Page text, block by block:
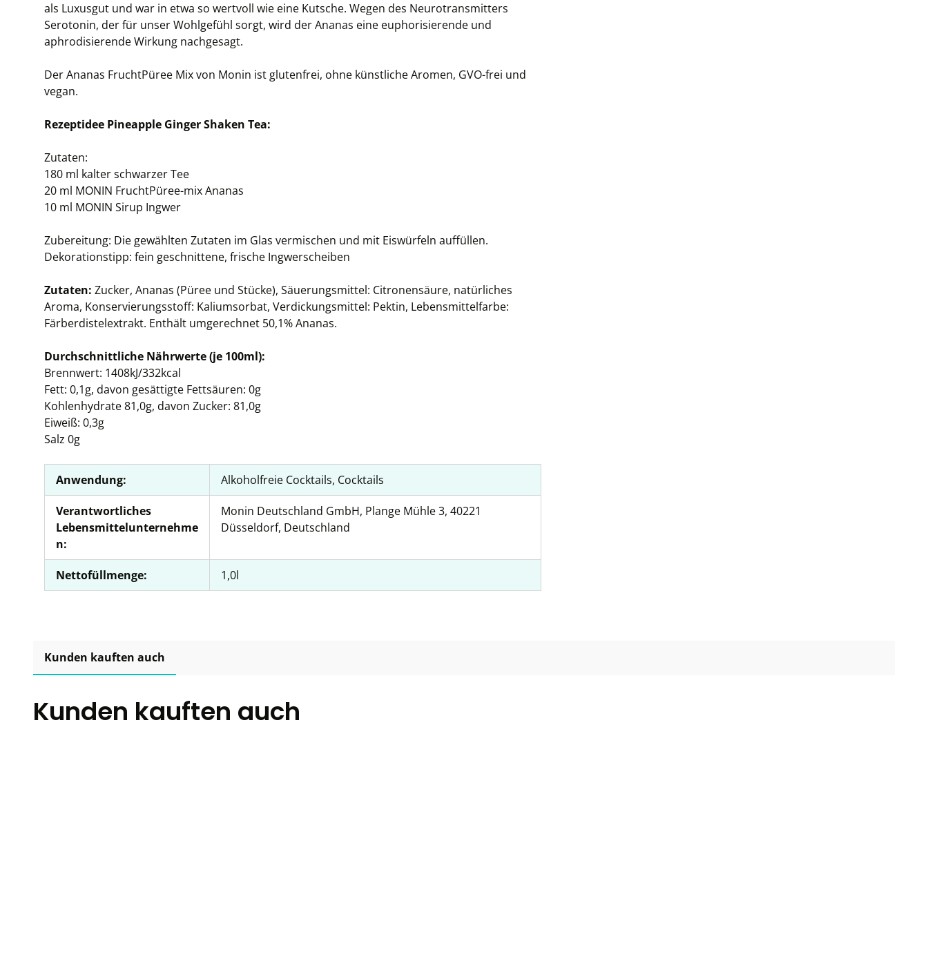
als Luxusgut und war in etwa so wertvoll wie eine Kutsche. Wegen des Neurotransmitters
Serotonin, der für unser Wohlgefühl sorgt, wird der Ananas eine euphorisierende und
aphrodisierende Wirkung nachgesagt.
Der Ananas FruchtPüree Mix von Monin ist glutenfrei, ohne künstliche Aromen, GVO-frei und
vegan.
Rezeptidee Pineapple Ginger Shaken Tea:
Zutaten:
180 ml kalter schwarzer Tee
20 ml MONIN FruchtPüree-mix Ananas
10 ml MONIN Sirup Ingwer
Zubereitung: Die gewählten Zutaten im Glas vermischen und mit Eiswürfeln auffüllen.
Dekorationstipp: fein geschnittene, frische Ingwerscheiben
Zutaten: Zucker, Ananas (Püree und Stücke), Säuerungsmittel: Citronensäure, natürliches
Aroma, Konservierungsstoff: Kaliumsorbat, Verdickungsmittel: Pektin, Lebensmittelfarbe:
Färberdistelextrakt. Enthält umgerechnet 50,1% Ananas.
Durchschnittliche Nährwerte (je 100ml):
Brennwert: 1408kJ/332kcal
Fett: 0,1g, davon gesättigte Fettsäuren: 0g
Kohlenhydrate 81,0g, davon Zucker: 81,0g
Eiweiß: 0,3g
Salz 0g
Anwendung: Alkoholfreie Cocktails, Cocktails
Verantwortliches
Lebensmittelunternehme
n:
Monin Deutschland GmbH, Plange Mühle 3, 40221
Düsseldorf, Deutschland
Nettofüllmenge: 1,0l
Kunden kauften auch
Kunden kauften auch